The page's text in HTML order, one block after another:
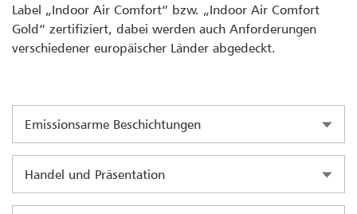
Label „Indoor Air Comfort“ bzw. „Indoor Air Comfort
Gold“ zertifiziert, dabei werden auch Anforderungen
verschiedener europäischer Länder abgedeckt.
Emissionsarme Beschichtungen
Handel und Präsentation